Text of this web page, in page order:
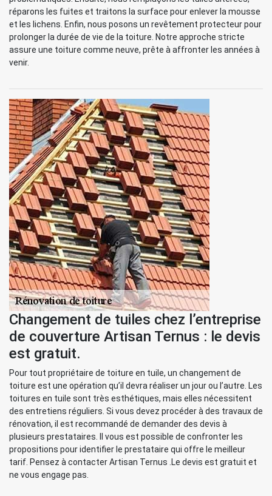
réparons les fuites et traitons la surface pour enlever la mousse
et les lichens. Enfin, nous posons un revêtement protecteur pour
prolonger la durée de vie de la toiture. Notre approche stricte
assure une toiture comme neuve, prête à affronter les années à
venir.
Changement de tuiles chez l’entreprise
de couverture Artisan Ternus : le devis
est gratuit.
Pour tout propriétaire de toiture en tuile, un changement de
toiture est une opération qu’il devra réaliser un jour ou l’autre. Les
toitures en tuile sont très esthétiques, mais elles nécessitent
des entretiens réguliers. Si vous devez procéder à des travaux de
rénovation, il est recommandé de demander des devis à
plusieurs prestataires. Il vous est possible de confronter les
propositions pour identifier le prestataire qui offre le meilleur
tarif. Pensez à contacter Artisan Ternus .Le devis est gratuit et
ne vous engage pas.